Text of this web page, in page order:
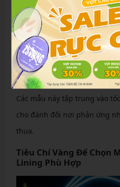
Aeronaut 7000I: Công
năng điều hướng, trọng
vượt trội.
G-Force Superlite 3600:
hồi giúp đẩy cầu chính
Các mẫu này tập trung vào
cho đánh đôi nơi phản ứng
thua.
Tiêu Chí Vàng Để Chọn
Lining Phù Hợp